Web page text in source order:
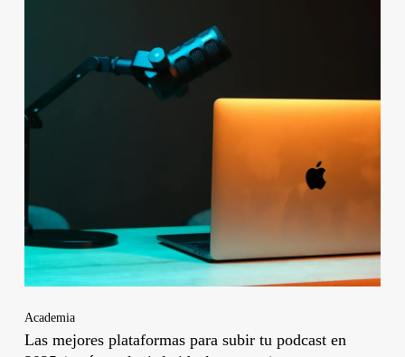
Academia
Las mejores plataformas para subir tu podcast en